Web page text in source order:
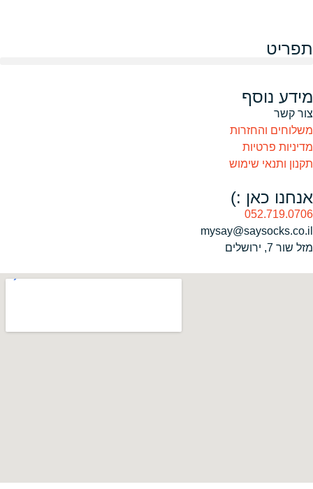
תפריט
מידע נוסף
צור קשר
משלוחים והחזרות
מדיניות פרטיות
תקנון ותנאי שימוש
אנחנו כאן :)
052.719.0706
mysay@saysocks.co.il‏
מזל שור 7, ירושלים